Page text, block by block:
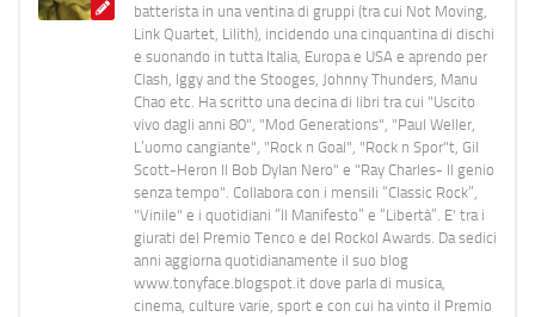
batterista in una ventina di gruppi (tra cui Not Moving,
Link Quartet, Lilith), incidendo una cinquantina di dischi
e suonando in tutta Italia, Europa e USA e aprendo per
Clash, Iggy and the Stooges, Johnny Thunders, Manu
Chao etc. Ha scritto una decina di libri tra cui "Uscito
vivo dagli anni 80", "Mod Generations", "Paul Weller,
L’uomo cangiante", "Rock n Goal", "Rock n Spor"t, Gil
Scott-Heron Il Bob Dylan Nero" e "Ray Charles- Il genio
senza tempo". Collabora con i mensili “Classic Rock”,
"Vinile" e i quotidiani “Il Manifesto” e “Libertà”. E' tra i
giurati del Premio Tenco e del Rockol Awards. Da sedici
anni aggiorna quotidianamente il suo blog
www.tonyface.blogspot.it dove parla di musica,
cinema, culture varie, sport e con cui ha vinto il Premio